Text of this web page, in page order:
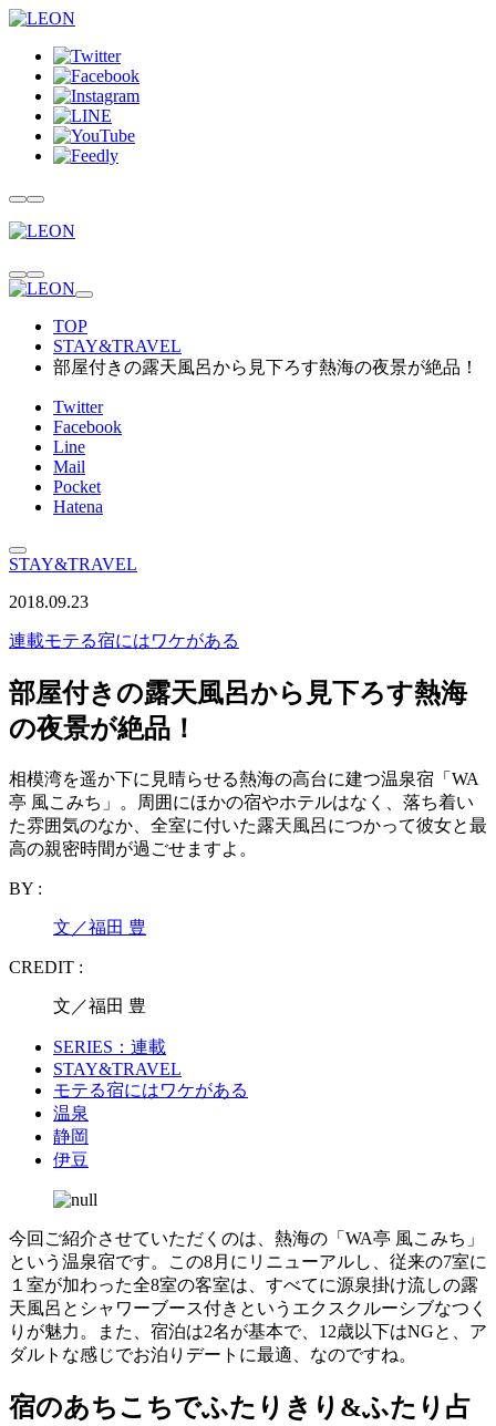
TOP
STAY&TRAVEL
部屋付きの露天風呂から見下ろす熱海の夜景が絶品！
Twitter
Facebook
Line
Mail
Pocket
Hatena
STAY&TRAVEL
2018.09.23
連載モテる宿にはワケがある
部屋付きの露天風呂から見下ろす熱海
の夜景が絶品！
相模湾を遥か下に見晴らせる熱海の高台に建つ温泉宿「WA
亭 風こみち」。周囲にほかの宿やホテルはなく、落ち着い
た雰囲気のなか、全室に付いた露天風呂につかって彼女と最
高の親密時間が過ごせますよ。
BY :
文／福田 豊
CREDIT :
文／福田 豊
SERIES：連載
STAY&TRAVEL
モテる宿にはワケがある
温泉
静岡
伊豆
今回ご紹介させていただくのは、熱海の「WA亭 風こみち」
という温泉宿です。この8月にリニューアルし、従来の7室に
１室が加わった全8室の客室は、すべてに源泉掛け流しの露
天風呂とシャワーブース付きというエクスクルーシブなつく
りが魅力。また、宿泊は2名が基本で、12歳以下はNGと、ア
ダルトな感じでお泊りデートに最適、なのですね。
宿のあちこちでふたりきり&ふたり占